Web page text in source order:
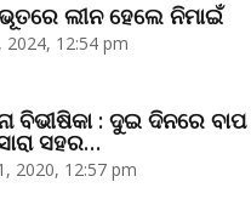
ଲୀନ ହେଲେ ନିମାଇଁ
2024, 12:54 pm
ବିଭୀଷିକା : ଦୁଇ ଦିନରେ
ସହର…
2020, 12:57 pm